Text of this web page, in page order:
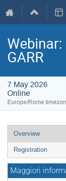
GARR
7 May 2026
Online
Europe/Rome
Event
menu
Overview
Registration
Maggiori